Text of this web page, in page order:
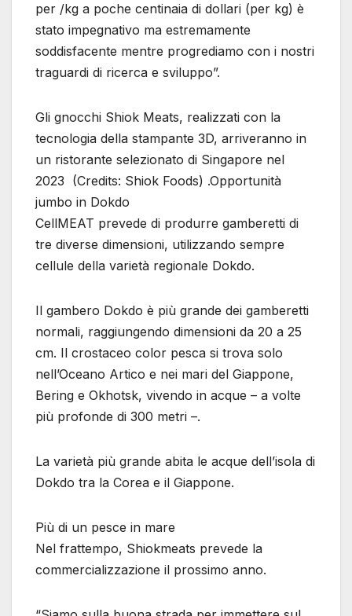
per /kg a poche centinaia di dollari (per kg) è
stato impegnativo ma estremamente
soddisfacente mentre progrediamo con i nostri
traguardi di ricerca e sviluppo”.
Gli gnocchi Shiok Meats, realizzati con la
tecnologia della stampante 3D, arriveranno in
un ristorante selezionato di Singapore nel
2023 (Credits: Shiok Foods) .Opportunità
jumbo in Dokdo
CellMEAT prevede di produrre gamberetti di
tre diverse dimensioni, utilizzando sempre
cellule della varietà regionale Dokdo.
Il gambero Dokdo è più grande dei gamberetti
normali, raggiungendo dimensioni da 20 a 25
cm. Il crostaceo color pesca si trova solo
nell’Oceano Artico e nei mari del Giappone,
Bering e Okhotsk, vivendo in acque – a volte
più profonde di 300 metri –.
La varietà più grande abita le acque dell’isola di
Dokdo tra la Corea e il Giappone.
Più di un pesce in mare
Nel frattempo, Shiokmeats prevede la
commercializzazione il prossimo anno.